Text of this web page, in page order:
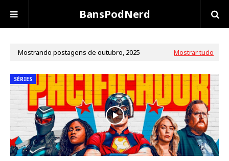
BansPodNerd
Mostrando postagens de outubro, 2025 Mostrar tudo
SÉRIES